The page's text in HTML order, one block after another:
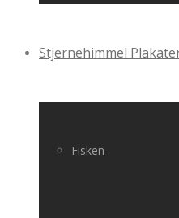
Stjernehimmel
Fisken